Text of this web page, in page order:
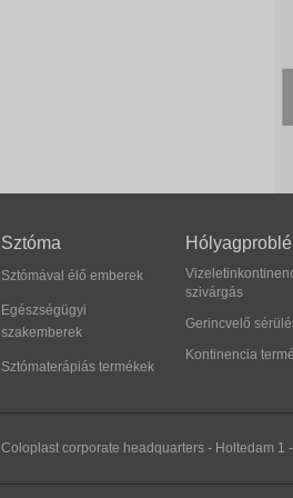
Sztóma
Sztómával élő emberek
Egészségügyi
szakemberek
Sztómaterápiás termékek
szivárgás
Gerincvelő
Kontinencia
Coloplast corporate headquarters - Holtedam 1